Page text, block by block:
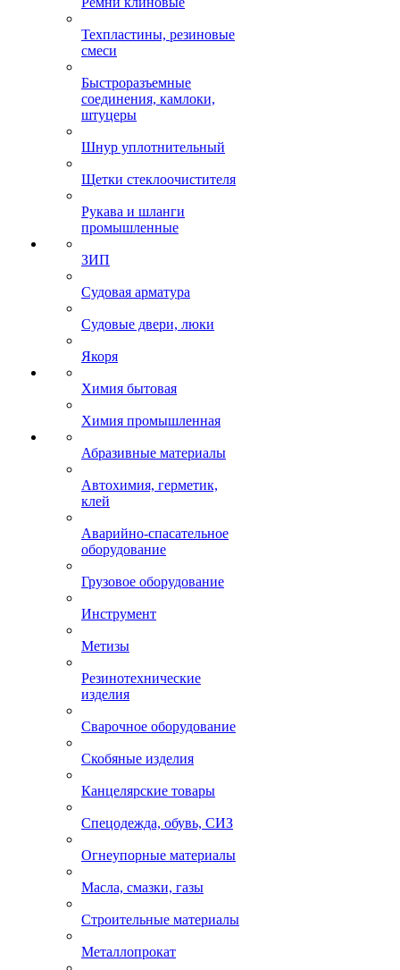
Техпластины, резиновые
смеси
Быстроразъемные
соединения, камлоки,
штуцеры
Шнур уплотнительный
Щетки стеклоочистителя
Рукава и шланги
промышленные
ЗИП
Судовая арматура
Судовые двери, люки
Якоря
Химия бытовая
Химия промышленная
Абразивные материалы
Автохимия, герметик,
клей
Аварийно-спасательное
оборудование
Грузовое оборудование
Инструмент
Метизы
Резинотехнические
изделия
Сварочное оборудование
Скобяные изделия
Канцелярские товары
Спецодежда, обувь, СИЗ
Огнеупорные материалы
Масла, смазки, газы
Строительные материалы
Металлопрокат